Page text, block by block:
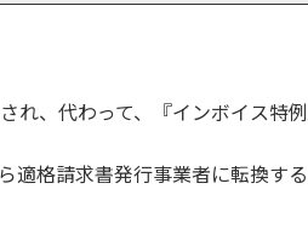
れ、代わって、『インボイス特例
適格請求書発行事業者に転換す